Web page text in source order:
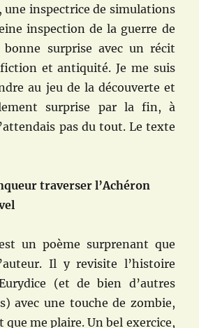
une inspectrice de simulations
inspection de la guerre de
surprise avec un récit
et antiquité. Je me suis
au jeu de la découverte et
surprise par la fin, à
pas du tout. Le texte
traverser l’Achéron
un poème surprenant que
Il y revisite l’histoire
(et de bien d’autres
avec une touche de zombie,
que me plaire. Un bel exercice,